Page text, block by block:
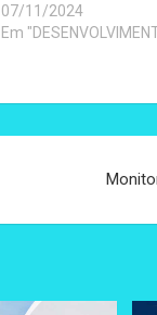
07/11/2024
Em